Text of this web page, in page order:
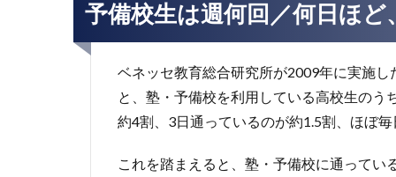
予備校生は週何回／何日ほ
ベネッセ教育総合研究所が2009年に実施し
と、塾・予備校を利用している高校生の
約4割、3日通っているのが約1.5割、ほぼ
これを踏まえると、塾・予備校に通って